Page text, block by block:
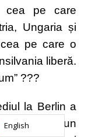
cea pe care
Ungaria și
pe care o
liberă.
???
la Berlin a
un
English